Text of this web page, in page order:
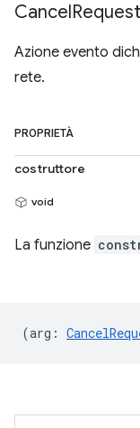
CancelRequest
Azione evento
rete.
PROPRIETÀ
costruttore
void
La funzione
(arg :